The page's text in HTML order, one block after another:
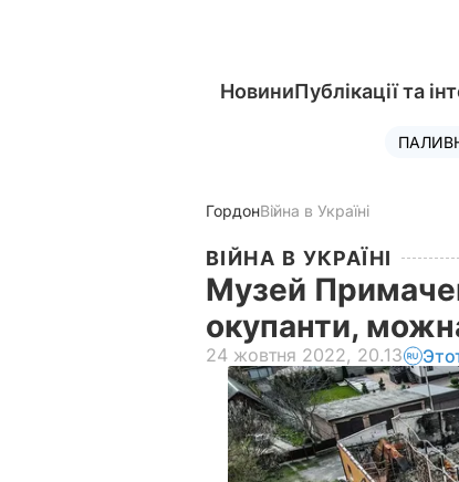
НовиниПублікації та
ГордонВійна в Україні
ВІЙНА В УКРАЇНІ
Музей
окупанти,
24 жовтня 2022, 20.13